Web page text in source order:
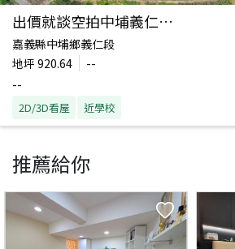
出價就談空拍中埔義仁土地
嘉義縣中埔鄉義仁段
地坪 920.64
--
--
2D/3D看屋 近學校
推薦給你